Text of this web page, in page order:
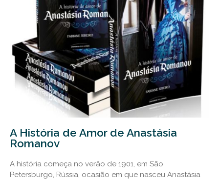
A História de Amor de Anastásia
Romanov
A história começa no verão de 1901, em São
Petersburgo, Rússia, ocasião em que nasceu Anastásia